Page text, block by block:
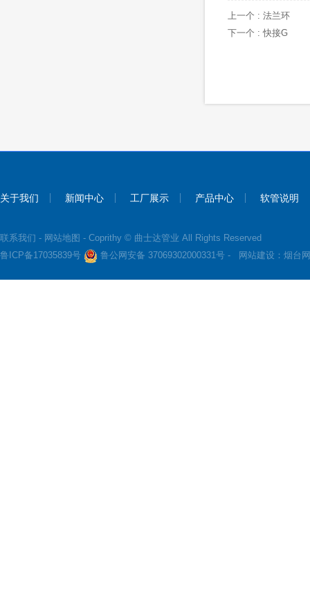
上一个 : 法兰环
下一个 : 快接G
关于我们 新闻中心 工厂展示 产品中心 软管说明
联系我们 - 网站地图 - Coprithy © 曲士达管业 All Rights Reserved
鲁ICP备17035839号
鲁公网安备 37069302000331号 - 网站建设： 烟台